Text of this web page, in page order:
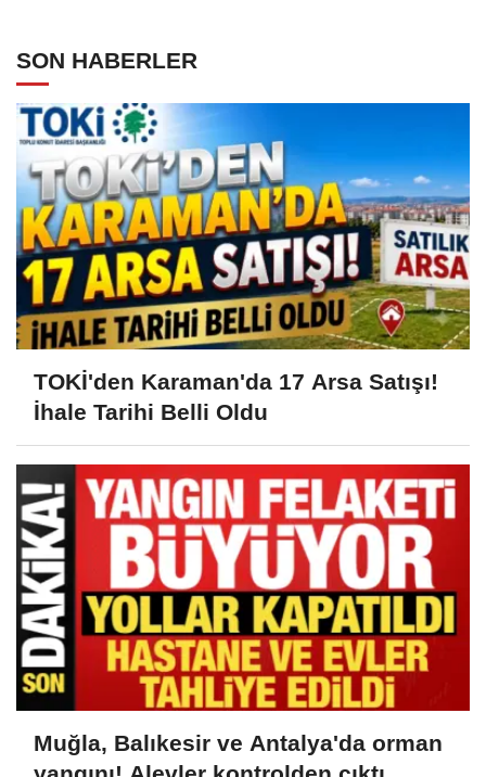
SON HABERLER
TOKİ'den Karaman'da 17 Arsa Satışı!
İhale Tarihi Belli Oldu
Muğla, Balıkesir ve Antalya'da orman